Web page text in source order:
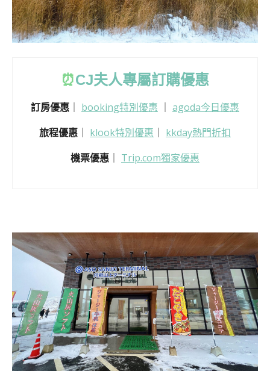
⏰CJ夫人專屬訂購優惠
訂房優惠 booking特別優惠
agoda今日優惠
旅程優惠
klook特別優惠
kkday熱門折扣
機票優惠
Trip.com獨家優惠